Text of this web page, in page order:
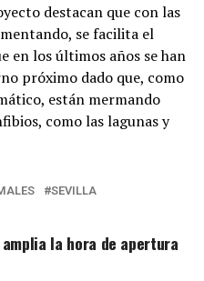
destacan que con las
se facilita el
en los últimos años se han
próximo dado que, como
están mermando
como las lagunas y
SEVILLA
la hora de apertura